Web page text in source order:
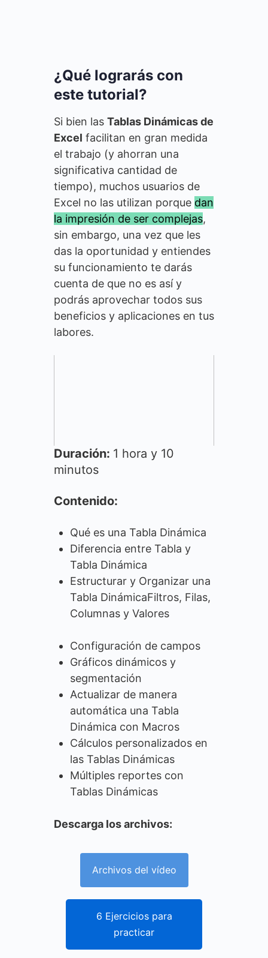
¿Qué lograrás con
este tutorial?
Si bien las Tablas Dinámicas de
Excel facilitan en gran medida
el trabajo (y ahorran una
significativa cantidad de
tiempo), muchos usuarios de
Excel no las utilizan porque dan
la impresión de ser complejas,
sin embargo, una vez que les
das la oportunidad y entiendes
su funcionamiento te darás
cuenta de que no es así y
podrás aprovechar todos sus
beneficios y aplicaciones en tus
labores.
Duración: 1 hora y 10
minutos
Contenido:
Qué es una Tabla Dinámica
Diferencia entre Tabla y
Tabla Dinámica
Estructurar y Organizar una
Tabla DinámicaFiltros, Filas,
Columnas y Valores
Configuración de campos
Gráficos dinámicos y
segmentación
Actualizar de manera
automática una Tabla
Dinámica con Macros
Cálculos personalizados en
las Tablas Dinámicas
Múltiples reportes con
Tablas Dinámicas
Descarga los archivos:
Archivos del vídeo
6 Ejercicios para
practicar